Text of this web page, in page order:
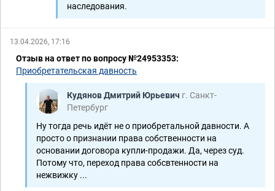
наследования.
13.04.2026, 17:16
Отзыв на ответ по вопросу №24953353:
Приобретательская давность
Кудянов Дмитрий Юрьевич г. Санкт-
Петербург
Ну тогда речь идёт не о приобретальной давности. А
просто о признании права собственности на
основании договора купли-продажи. Да, через суд.
Потому что, переход права собсвтенности на
нежвижку ...